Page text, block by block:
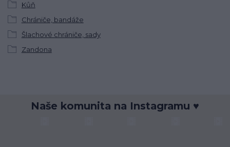
Kůň
Chrániče, bandáže
Šlachové chrániče, sady
Zandona
Naše komunita na Instagramu ♥